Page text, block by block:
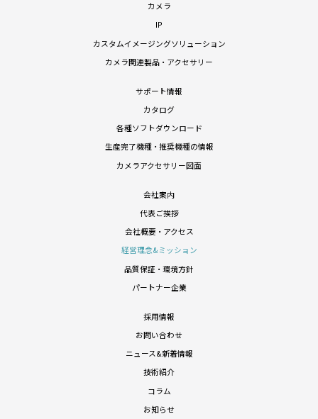
カメラ
IP
カスタムイメージングソリューション
カメラ関連製品・アクセサリー
サポート情報
カタログ
各種ソフトダウンロード
生産完了機種・推奨機種の情報
カメラアクセサリー図面
会社案内
代表ご挨拶
会社概要・アクセス
経営理念&ミッション
品質保証・環境方針
パートナー企業
採用情報
お問い合わせ
ニュース&新着情報
技術紹介
コラム
お知らせ